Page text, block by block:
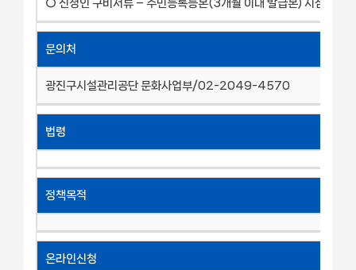
○ 신청인 구비서류 – 주민등록등본(3개월 이내 발급본) 지참
문의처
광진구시설관리공단 문화사업부/02-2049-4570
법령
정책목적
온라인신청